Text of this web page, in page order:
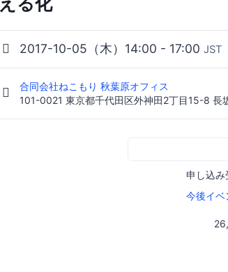
2017-10-05（木）14:00 - 17:00 JST
合同会社ねこもり 秋葉原オフィス
101-0021 東京都千代田区外神田2丁目15-8 長
申し込み
今後イベ